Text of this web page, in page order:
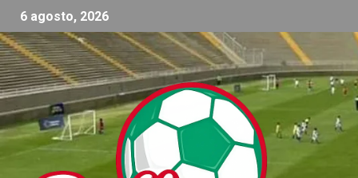
6 agosto, 2026